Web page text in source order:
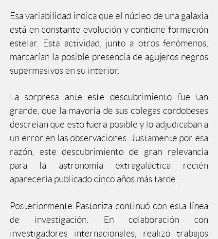
Esa variabilidad indica que el núcleo de una galaxia
está en constante evolución y contiene formación
estelar. Esta actividad, junto a otros fenómenos,
marcarían la posible presencia de agujeros negros
supermasivos en su interior.
La sorpresa ante este descubrimiento fue tan
grande, que la mayoría de sus colegas cordobeses
descreían que esto fuera posible y lo adjudicaban a
un error en las observaciones. Justamente por esa
razón, este descubrimiento de gran relevancia
para la astronomía extragaláctica recién
aparecería publicado cinco años más tarde.
Posteriormente Pastoriza continuó con esta línea
de investigación. En colaboración con
investigadores internacionales, realizó trabajos